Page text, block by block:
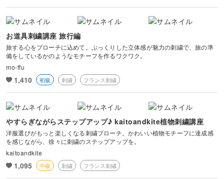
お道具刺繍講座 旅行編
旅する心をブローチに込めて。ぷっくりした立体感が魅力の刺繍で、旅の準
備をしているかのようなモチーフを作るワクワク。
mo-ffu
1,410 初級 刺繍 フランス刺繍
やすらぎながらステップアップ♪ kaitoandkite植物刺繍講座
洋服選びがもっと楽しくなる刺繍ブローチ。かわいい植物モチーフに達成感
を感じながら、徐々に刺繍のステップアップを。
kaitoandkite
1,095 中級 刺繍 フランス刺繍